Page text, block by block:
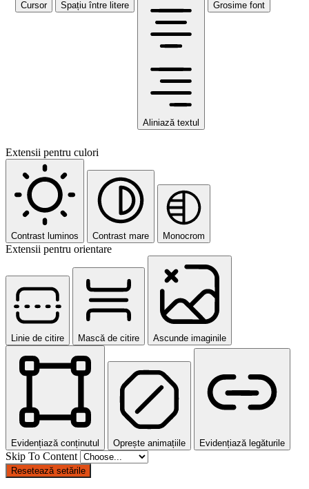
Cursor Spațiu între litere
Aliniază textul
Grosime font
Extensii pentru culori
Contrast luminos Contrast mare Monocrom
Extensii pentru orientare
Linie de citire Mască de citire Ascunde imaginile
Evidențiază conținutul Oprește animațiile Evidențiază legăturile
Skip To Content
Resetează setările